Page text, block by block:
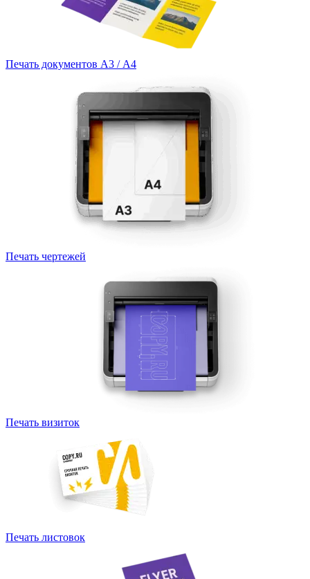
Печать документов А3 / А4
Печать чертежей
Печать визиток
Печать листовок